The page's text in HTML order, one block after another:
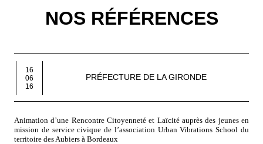
NOS RÉFÉRENCES
16
06
16
PRÉFECTURE DE LA GIRONDE
Animation d’une Rencontre Citoyenneté et Laïcité auprès des jeunes en
mission de service civique de l’association Urban Vibrations School du
territoire des Aubiers à Bordeaux